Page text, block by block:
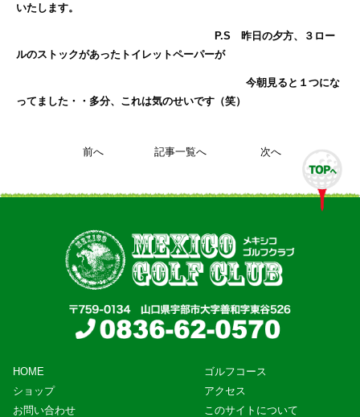
いたします。
P.S 昨日の夕方、３ロー
ルのストックがあったトイレットペーパーが
今朝見ると１つにな
ってました・・多分、これは気のせいです（笑）
前へ 記事一覧へ 次へ
HOME
ゴルフコース
ショップ
アクセス
お問い合わせ
このサイトについて